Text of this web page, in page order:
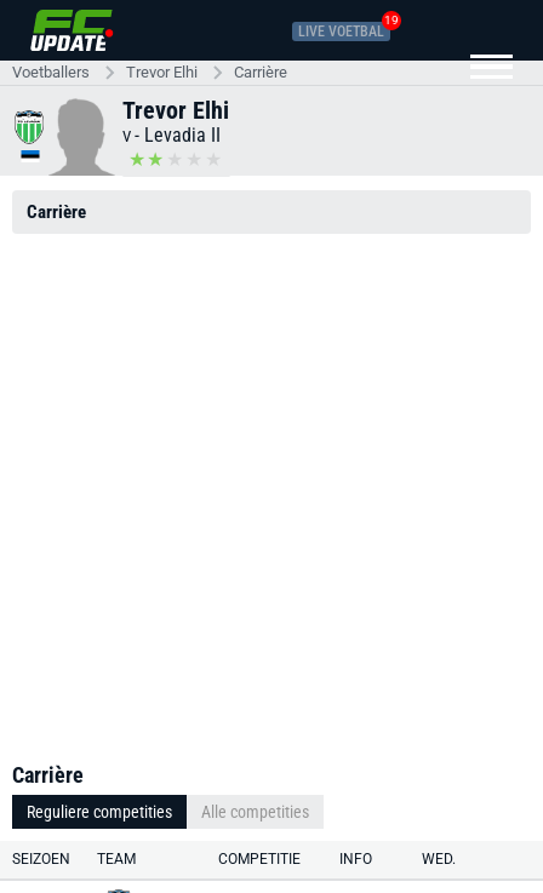
LIVE VOETBAL
19
Voetballers Trevor Elhi Carrière
Trevor Elhi
V - Levadia II
Carrière
Carrière
Reguliere competities Alle competities
SEIZOEN TEAM COMPETITIE INFO WED.